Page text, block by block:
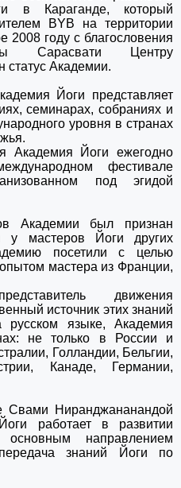
в Караганде, который
BYB на территории
2008 году с благословения
Сарасвати Центру
статус Академии.
Йоги представляет
семинарах, собраниях и
уровня в странах
Академия Йоги ежегодно
фестивале
под эгидой
Академии был признан
у мастеров Йоги других
посетили с целью
мастера из Франции,
движения
источник этих знаний
языке, Академия
не только в России и
Голландии, Бельгии,
Канаде, Германии,
Свами Ниранджананандой
работает в развитии
основным направлением
знаний Йоги по